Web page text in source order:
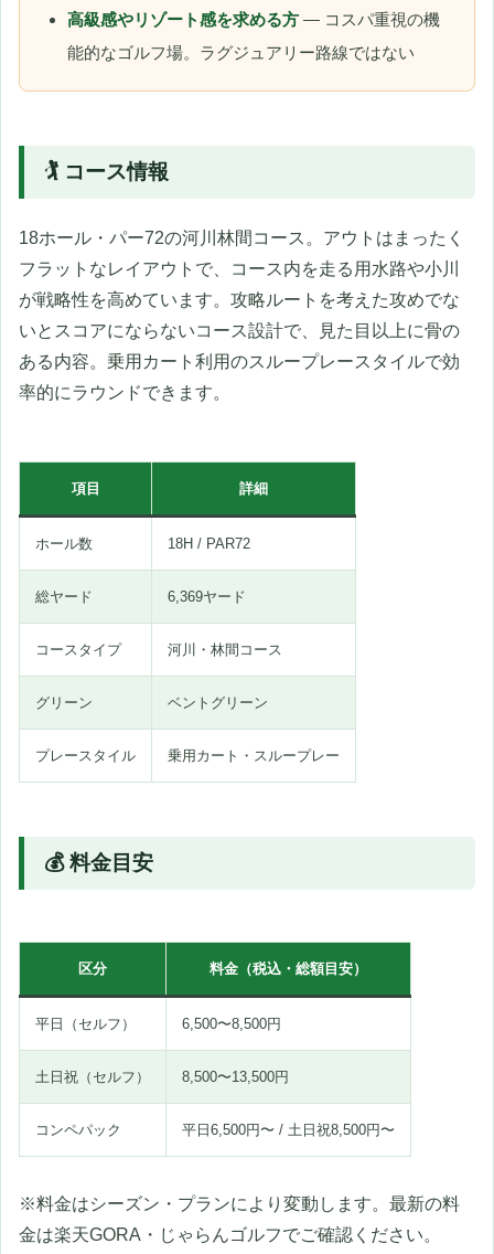
高級感やリゾート感を求める方 — コスパ重視の機
能的なゴルフ場。ラグジュアリー路線ではない
🏌️ コース情報
18ホール・パー72の河川林間コース。アウトはまったく
フラットなレイアウトで、コース内を走る用水路や小川
が戦略性を高めています。攻略ルートを考えた攻めでな
いとスコアにならないコース設計で、見た目以上に骨の
ある内容。乗用カート利用のスループレースタイルで効
率的にラウンドできます。
項目 詳細
ホール数 18H / PAR72
総ヤード 6,369ヤード
コースタイプ 河川・林間コース
グリーン ベントグリーン
プレースタイル 乗用カート・スループレー
💰 料金目安
区分 料金（税込・総額目安）
平日（セルフ） 6,500〜8,500円
土日祝（セルフ） 8,500〜13,500円
コンペパック 平日6,500円〜 / 土日祝8,500円〜
※料金はシーズン・プランにより変動します。最新の料
金は楽天GORA・じゃらんゴルフでご確認ください。